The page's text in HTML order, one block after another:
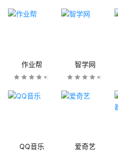
作业帮 智学网
QQ音乐 爱奇艺